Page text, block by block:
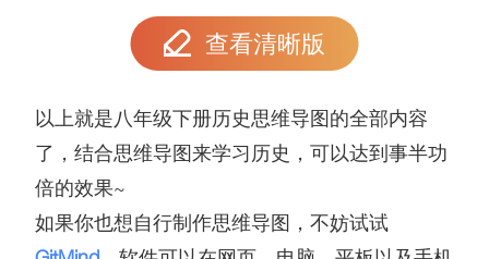
查看清晰版
以上就是八年级下册历史思维导图的全部内容
了，结合思维导图来学习历史，可以达到事半功
倍的效果~
如果你也想自行制作思维导图，不妨试试